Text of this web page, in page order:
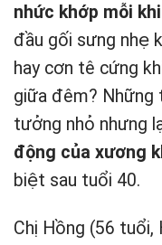
nhức khớp mỗi
đầu gối sưng nhẹ
hay cơn tê cứng
giữa đêm? Những
tưởng nhỏ nhưng
động của xương
biệt sau tuổi 40.
Chị Hồng (56 tuổi,